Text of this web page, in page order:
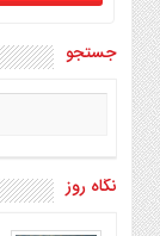
جستجو
نگاه روز